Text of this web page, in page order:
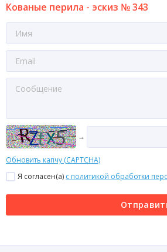
Кованые перила - эскиз № 343
→
Обновить капчу (CAPTCHA)
Я согласен(a) с политикой обработки